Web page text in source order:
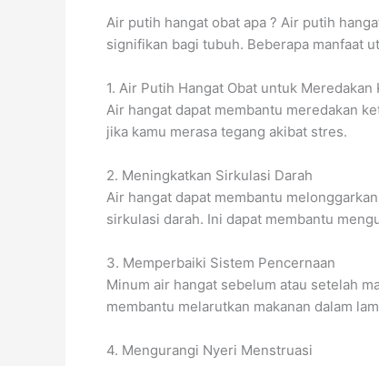
Air putih hangat obat apa ? Air putih
signifikan bagi tubuh. Beberapa manfaat
1. Air Putih Hangat Obat untuk Meredakan
Air hangat dapat membantu meredakan
jika kamu merasa tegang akibat stres.
2. Meningkatkan Sirkulasi Darah
Air hangat dapat membantu
sirkulasi darah. Ini dapat membantu
3. Memperbaiki Sistem Pencernaan
Minum air hangat sebelum atau setelah
membantu melarutkan makanan dalam
4. Mengurangi Nyeri Menstruasi